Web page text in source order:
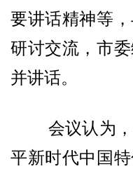
要讲话精神等
研讨交流，市
并讲话。
会议认为
平新时代中国